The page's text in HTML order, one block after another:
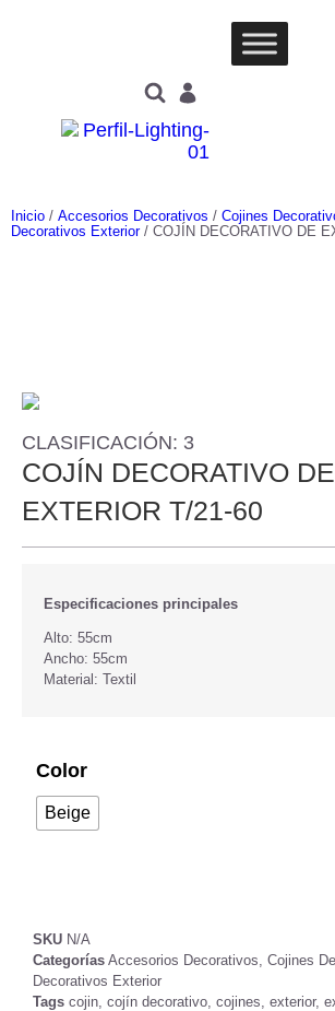
Inicio / Accesorios Decorativos / Cojines
Decorativos Exterior/ COJÍN DECORATIVO DE
CLASIFICACIÓN: 3
COJÍN DECORATIVO DE
EXTERIOR T/21-60
Especificaciones principales
Alto: 55cm
Ancho: 55cm
Material: Textil
Color
Beige
SKU N/A
Categorías Accesorios Decorativos, Cojines
Decorativos Exterior
Tags cojin, cojín decorativo, cojines, exterior,